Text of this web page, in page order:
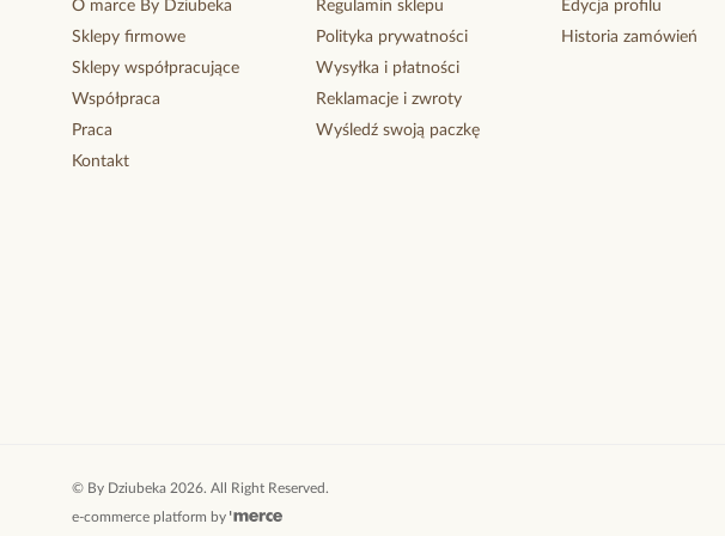
O marce By Dziubeka
Sklepy firmowe
Sklepy współpracujące
Współpraca
Praca
Kontakt
Regulamin sklepu
Polityka prywatności
Wysyłka i płatności
Reklamacje i zwroty
Wyśledź swoją paczkę
Edycja profilu
Historia zamówień
© By Dziubeka 2026. All Right Reserved.
e-commerce platform by